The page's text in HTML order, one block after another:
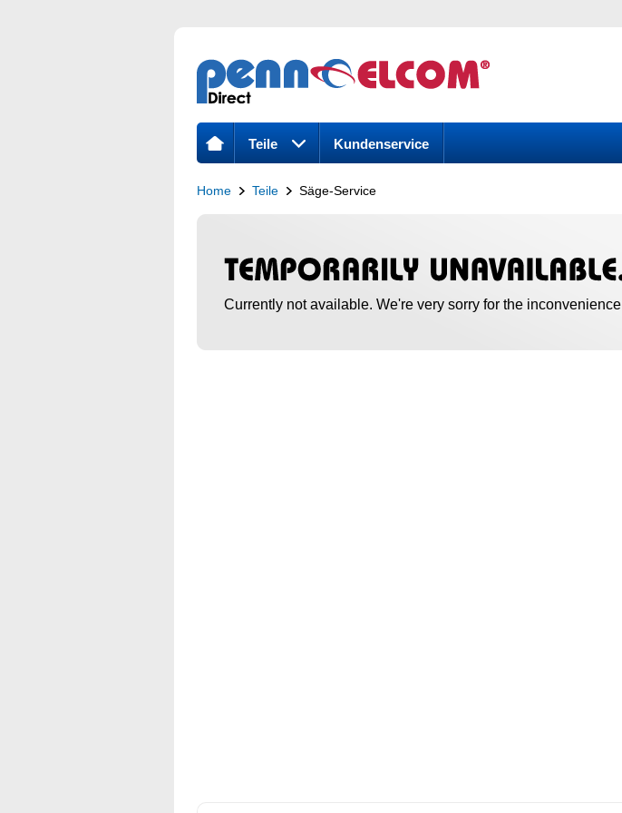
Teile Kundenservice
Home Teile Säge-Service
Currently not available. We're very sorry for the inconvenience